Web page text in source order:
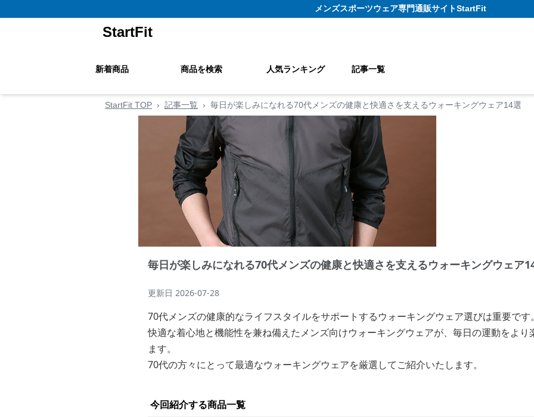
メンズスポーツウェア専門通販サイトStartFit
StartFit
新着商品 商品を検索 人気ランキング 記事一覧
StartFit TOP › 記事一覧 › 毎日が楽しみになれる70代メンズの健康と快適さを支えるウォーキングウェア14選
毎日が楽しみになれる70代メンズの健康と快適さを支えるウォーキングウェア
更新日 2026-07-28
70代メンズの健康的なライフスタイルをサポートするウォーキングウェア選びは重要です。
快適な着心地と機能性を兼ね備えたメンズ向けウォーキングウェアが、毎日の運動をより
ます。
70代の方々にとって最適なウォーキングウェアを厳選してご紹介いたします。
今回紹介する商品一覧